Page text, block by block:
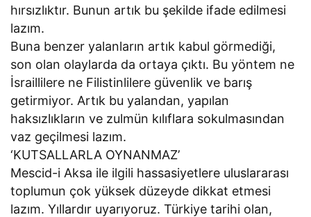
hırsızlıktır. Bunun artık bu şekilde ifade edilmesi
lazım.
Buna benzer yalanların artık kabul görmediği,
son olan olaylarda da ortaya çıktı. Bu yöntem ne
İsraillilere ne Filistinlilere güvenlik ve barış
getirmiyor. Artık bu yalandan, yapılan
haksızlıkların ve zulmün kılıflara sokulmasından
vaz geçilmesi lazım.
‘KUTSALLARLA OYNANMAZ’
Mescid-i Aksa ile ilgili hassasiyetlere uluslararası
toplumun çok yüksek düzeyde dikkat etmesi
lazım. Yıllardır uyarıyoruz. Türkiye tarihi olan,